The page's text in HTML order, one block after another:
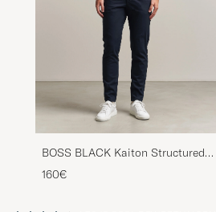
BOSS BLACK Kaiton Structured
Chinos Dark Blue
160€